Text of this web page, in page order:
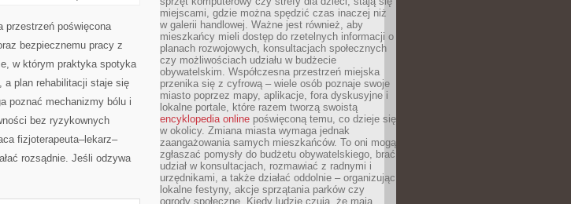
przestrzeń poświęcona
bezpiecznemu pracy z
w którym praktyka spotyka
a plan rehabilitacji staje się
poznać mechanizmy bólu i
bez ryzykownych
fizjoterapeuta–lekarz–
rozsądnie. Jeśli odzywa
miejscami, gdzie można spędzić czas inaczej niż
w galerii handlowej. Ważne jest również, aby
mieszkańcy mieli dostęp do rzetelnych informacji o
planach rozwojowych, konsultacjach społecznych
czy możliwościach udziału w budżecie
obywatelskim. Współczesna przestrzeń miejska
przenika się z cyfrową – wiele osób poznaje swoje
miasto poprzez mapy, aplikacje, fora dyskusyjne i
lokalne portale, które razem tworzą swoistą
encyklopedia online poświęconą temu, co dzieje się
w okolicy. Zmiana miasta wymaga jednak
zaangażowania samych mieszkańców. To oni mogą
zgłaszać pomysły do budżetu obywatelskiego, brać
udział w konsultacjach, rozmawiać z radnymi i
urzędnikami, a także działać oddolnie – organizując
lokalne festyny, akcje sprzątania parków czy
ogrody społeczne. Kiedy ludzie czują, że mają